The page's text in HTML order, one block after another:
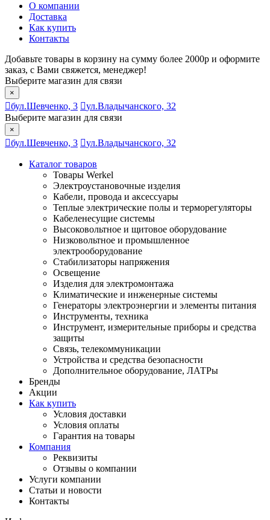
О компании
Доставка
Как купить
Контакты
Добавьте товары в корзину на сумму более 2000р и оформите
заказ, с Вами свяжется, менеджер!
Выберите магазин для связи
×
бул.Шевченко, 3
ул.Владычанского, 32
Выберите магазин для связи
×
бул.Шевченко, 3 ул.Владычанского, 32
Каталог товаров
Товары Werkel
Электроустановочные изделия
Кабели, провода и аксессуары
Теплые электрические полы и терморегуляторы
Кабеленесущие системы
Высоковольтное и щитовое оборудование
Низковольтное и промышленное
электрооборудование
Стабилизаторы напряжения
Освещение
Изделия для электромонтажа
Климатические и инженерные системы
Генераторы электроэнергии и элементы питания
Инструменты, техника
Инструмент, измерительные приборы и средства
защиты
Связь, телекоммуникации
Устройства и средства безопасности
Дополнительное оборудование, ЛАТРы
Бренды
Акции
Как купить
Условия доставки
Условия оплаты
Гарантия на товары
Компания
Реквизиты
Отзывы о компании
Услуги компании
Статьи и новости
Контакты